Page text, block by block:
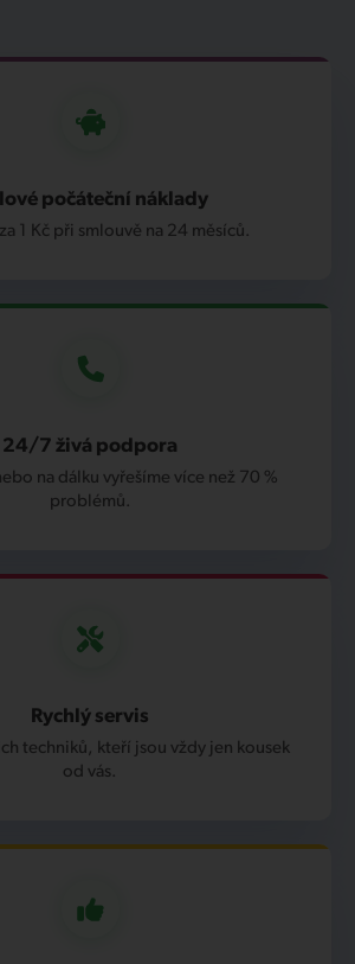
počáteční náklady
1 Kč při smlouvě na 24 měsíců.
24/7 živá podpora
na dálku vyřešíme více než 70 %
problémů.
Rychlý servis
techniků, kteří jsou vždy jen kousek
od vás.